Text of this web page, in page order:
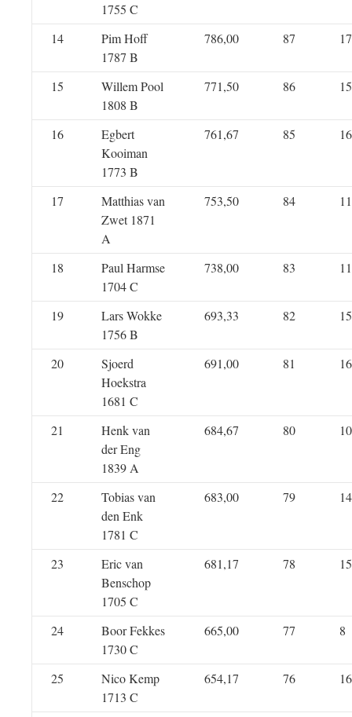
1755 C
14
Pim Hoff
1787 B
786,00 87 17
15
Willem Pool
1808 B
771,50 86 15
16
Egbert
Kooiman
1773 B
761,67 85 16
17
Matthias van
Zwet 1871
A
753,50 84 11
18
Paul Harmse
1704 C
738,00 83 11
19
Lars Wokke
1756 B
693,33 82 15
20
Sjoerd
Hoekstra
1681 C
691,00 81 16
21
Henk van
der Eng
1839 A
684,67 80 10
22
Tobias van
den Enk
1781 C
683,00 79 14
23
Eric van
Benschop
1705 C
681,17 78 15
24
Boor Fekkes
1730 C
665,00 77 8
25
Nico Kemp
1713 C
654,17 76 16